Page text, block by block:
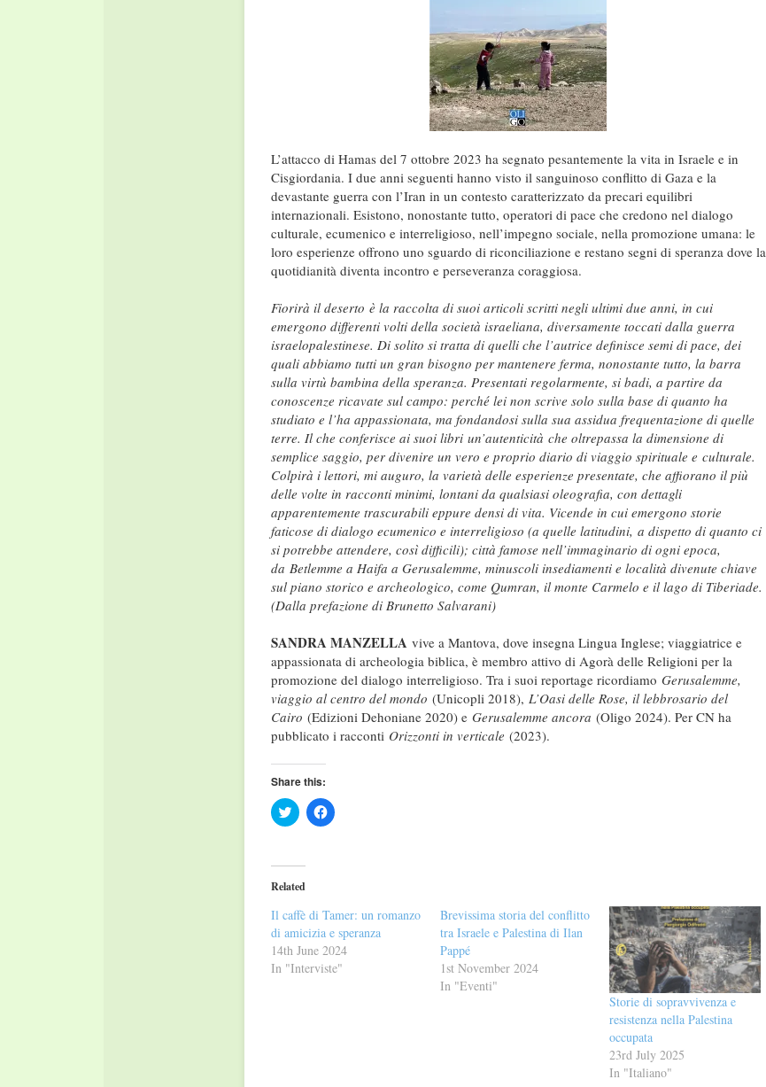
L’attacco di Hamas del 7 ottobre 2023 ha segnato pesantemente la vita in Israele e in
Cisgiordania. I due anni seguenti hanno visto il sanguinoso conflitto di Gaza e la
devastante guerra con l’Iran in un contesto caratterizzato da precari equilibri
internazionali. Esistono, nonostante tutto, operatori di pace che credono nel dialogo
culturale, ecumenico e interreligioso, nell’impegno sociale, nella promozione umana: le
loro esperienze offrono uno sguardo di riconciliazione e restano segni di speranza dove la
quotidianità diventa incontro e perseveranza coraggiosa.
Fiorirà il deserto è la raccolta di suoi articoli scritti negli ultimi due anni, in cui
emergono differenti volti della società israeliana, diversamente toccati dalla guerra
israelopalestinese. Di solito si tratta di quelli che l’autrice definisce semi di pace, dei
quali abbiamo tutti un gran bisogno per mantenere ferma, nonostante tutto, la barra
sulla virtù bambina della speranza. Presentati regolarmente, si badi, a partire da
conoscenze ricavate sul campo: perché lei non scrive solo sulla base di quanto ha
studiato e l’ha appassionata, ma fondandosi sulla sua assidua frequentazione di quelle
terre. Il che conferisce ai suoi libri un’autenticità che oltrepassa la dimensione di
semplice saggio, per divenire un vero e proprio diario di viaggio spirituale e culturale.
Colpirà i lettori, mi auguro, la varietà delle esperienze presentate, che affiorano il più
delle volte in racconti minimi, lontani da qualsiasi oleografia, con dettagli
apparentemente trascurabili eppure densi di vita. Vicende in cui emergono storie
faticose di dialogo ecumenico e interreligioso (a quelle latitudini, a dispetto di quanto ci
si potrebbe attendere, così difficili); città famose nell’immaginario di ogni epoca,
da Betlemme a Haifa a Gerusalemme, minuscoli insediamenti e località divenute chiave
sul piano storico e archeologico, come Qumran, il monte Carmelo e il lago di Tiberiade.
(Dalla prefazione di Brunetto Salvarani)
SANDRA MANZELLA vive a Mantova, dove insegna Lingua Inglese; viaggiatrice e
appassionata di archeologia biblica, è membro attivo di Agorà delle Religioni per la
promozione del dialogo interreligioso. Tra i suoi reportage ricordiamo Gerusalemme,
viaggio al centro del mondo (Unicopli 2018), L’Oasi delle Rose, il lebbrosario del
Cairo (Edizioni Dehoniane 2020) e Gerusalemme ancora (Oligo 2024). Per CN ha
pubblicato i racconti Orizzonti in verticale (2023).
Share this:
Click
to
(Opens
in
new
Click
to
Related
Il caffè di Tamer: un romanzo
di amicizia e speranza
14th June 2024
In "Interviste"
Brevissima storia del conflitto
tra Israele e Palestina di Ilan
Pappé
1st November 2024
In "Eventi"
Storie di sopravvivenza e
resistenza nella Palestina
occupata
23rd July 2025
In "Italiano"